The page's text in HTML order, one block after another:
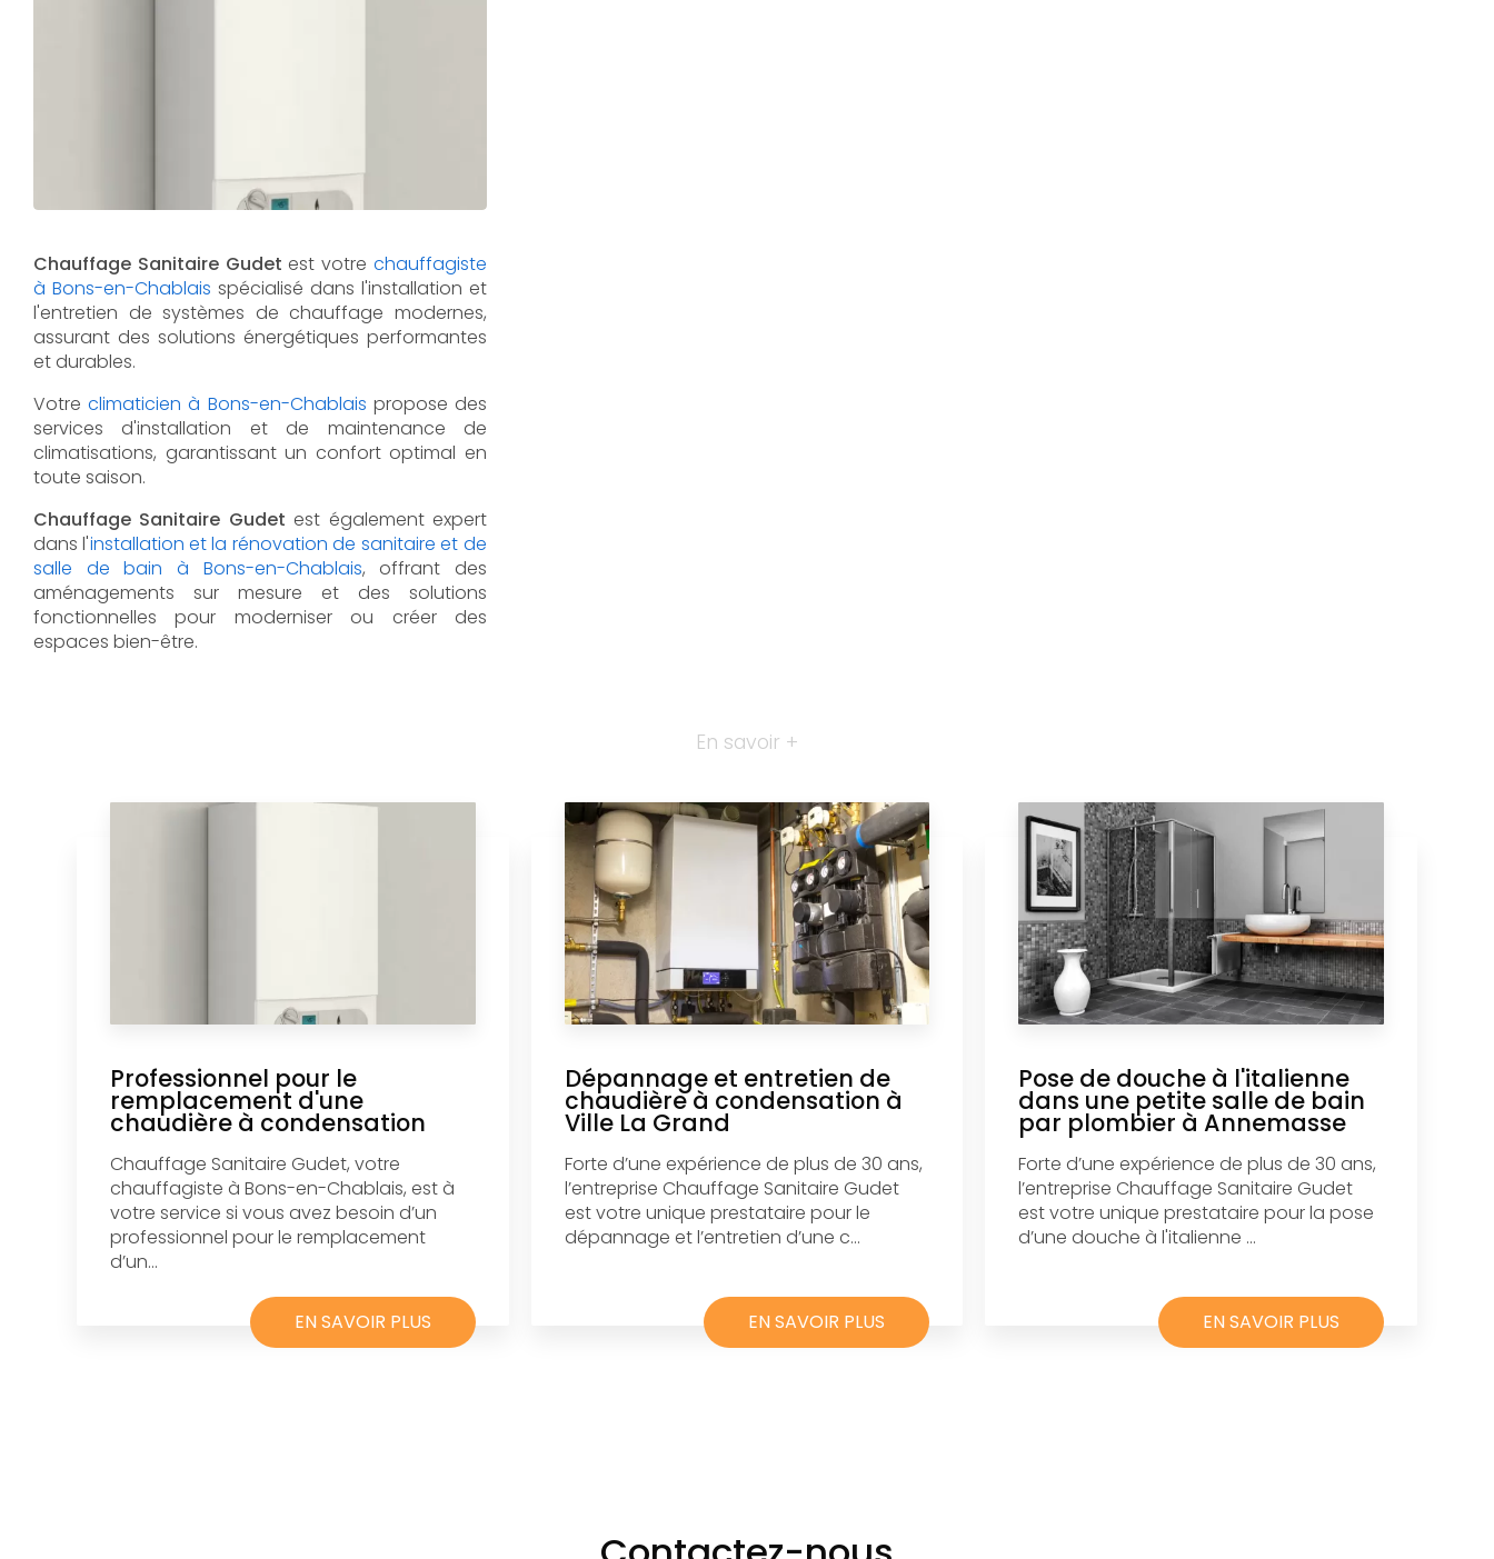
Chauffage Sanitaire Gudet est votre chauffagiste
à Bons-en-Chablais spécialisé dans l'installation et
l'entretien de systèmes de chauffage modernes,
assurant des solutions énergétiques performantes
et durables.
Votreclimaticien à Bons-en-Chablais propose des
services d'installation et de maintenance de
climatisations, garantissant un confort optimal en
toute saison.
Chauffage Sanitaire Gudet est également expert
dans l'installation et la rénovation de sanitaire et de
salle de bain à Bons-en-Chablais, offrant des
aménagements sur mesure et des solutions
fonctionnelles pour moderniser ou créer des
espaces bien-être.
En savoir +
Professionnel pour le
remplacement d'une
chaudière à condensation
Chauffage Sanitaire Gudet, votre
chauffagiste à Bons-en-Chablais, est à
votre service si vous avez besoin d’un
professionnel pour le remplacement
d’un...
EN SAVOIR PLUS
Dépannage et entretien de
chaudière à condensation à
Ville La Grand
Forte d’une expérience de plus de 30 ans,
l’entreprise Chauffage Sanitaire Gudet
est votre unique prestataire pour le
dépannage et l’entretien d’une c...
EN SAVOIR PLUS
Pose de douche à l'italienne
dans une petite salle de bain
par plombier à Annemasse
Forte d’une expérience de plus de 30 ans,
l’entreprise Chauffage Sanitaire Gudet
est votre unique prestataire pour la pose
d’une douche à l'italienne ...
EN SAVOIR PLUS